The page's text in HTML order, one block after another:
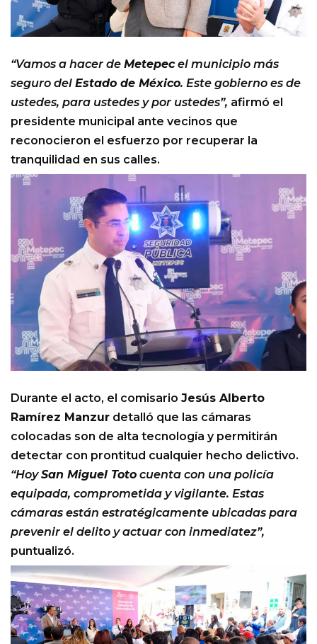
“Vamos a hacer de Metepecel municipio más
seguro del Estado de México. Este gobierno es de
ustedes, para ustedes y por ustedes”, afirmó el
presidente municipal ante vecinos que
reconocieron el esfuerzo por recuperar la
tranquilidad en sus calles.
Durante el acto, el comisario Jesús Alberto
Ramírez Manzur detalló que las cámaras
colocadas son de alta tecnología y permitirán
detectar con prontitud cualquier hecho delictivo.
“HoySan Miguel Toto cuenta con una policía
equipada, comprometida y vigilante. Estas
cámaras están estratégicamente ubicadas para
prevenir el delito y actuar con inmediatez”,
puntualizó.